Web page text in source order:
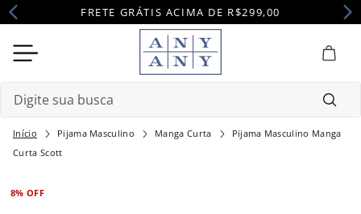
FRETE GRÁTIS ACIMA DE R$299,00
Pijama Masculino Manga Curta
Pijama Masculino Manga
Curta Scott
8% OFF
Termos mais buscados
2º
pijama